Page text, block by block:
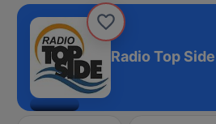
Radio Top Side